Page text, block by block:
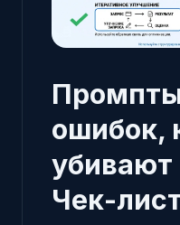
ошибок,
убивают
Чек-